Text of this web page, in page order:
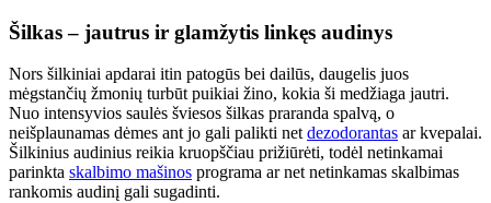
Šilkas – jautrus ir glamžytis linkęs audinys
Nors šilkiniai apdarai itin patogūs bei dailūs, daugelis juos
mėgstančių žmonių turbūt puikiai žino, kokia ši medžiaga jautri.
Nuo intensyvios saulės šviesos šilkas praranda spalvą, o
neišplaunamas dėmes ant jo gali palikti net dezodorantas ar kvepalai.
Šilkinius audinius reikia kruopščiau prižiūrėti, todėl netinkamai
parinkta skalbimo mašinos programa ar net netinkamas skalbimas
rankomis audinį gali sugadinti.